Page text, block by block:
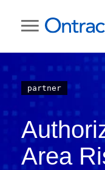
partner
Area